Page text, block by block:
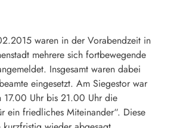
waren in der Vorabendzeit in
mehrere sich fortbewegende
Insgesamt waren dabei
eingesetzt. Am Siegestor war
17.00 Uhr bis 21.00 Uhr die
ein friedliches Miteinander“. Diese